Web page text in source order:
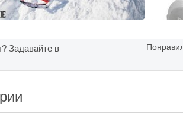
Задавайте в